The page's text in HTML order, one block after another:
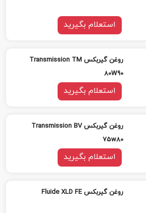
استعلام بگیرید
روغن گیربکس Transmission TM
80W90
استعلام بگیرید
روغن گیربکس Transmission BV
75w80
استعلام بگیرید
روغن گیربکس Fluide XLD FE